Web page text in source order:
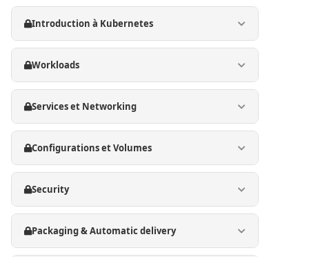
Introduction à Kubernetes
Workloads
Services et Networking
Configurations et Volumes
Security
Packaging & Automatic delivery